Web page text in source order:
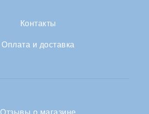
Контакты
Оплата и доставка
Отзывы о магазине